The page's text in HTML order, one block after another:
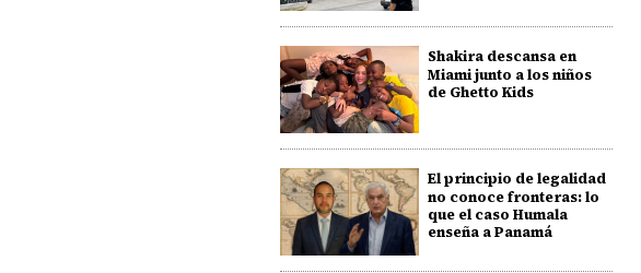
Shakira descansa en
Miami junto a los niños
de Ghetto Kids
El principio de legalidad
no conoce fronteras: lo
que el caso Humala
enseña a Panamá